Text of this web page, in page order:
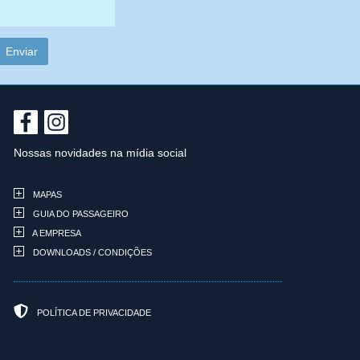
Nossas novidades na mídia social
MAPAS
GUIA DO PASSAGEIRO
A EMPRESA
DOWNLOADS / CONDIÇÕES
POLÍTICA DE PRIVACIDADE